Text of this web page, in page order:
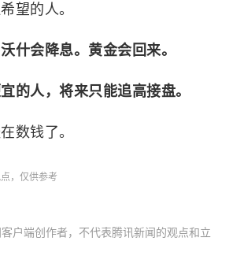
望的人。
什会降息。黄金会回来。
的人，将来只能追高接盘。
数钱了。
，仅供参考
户端创作者，不代表腾讯新闻的观点和立